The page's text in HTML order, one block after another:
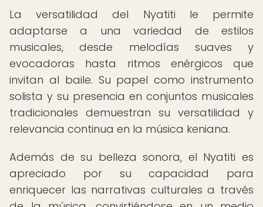
La versatilidad del Nyatiti le permite
adaptarse a una variedad de estilos
musicales, desde melodías suaves y
evocadoras hasta ritmos enérgicos que
invitan al baile. Su papel como instrumento
solista y su presencia en conjuntos musicales
tradicionales demuestran su versatilidad y
relevancia continua en la música keniana.
Además de su belleza sonora, el Nyatiti es
apreciado por su capacidad para
enriquecer las narrativas culturales a través